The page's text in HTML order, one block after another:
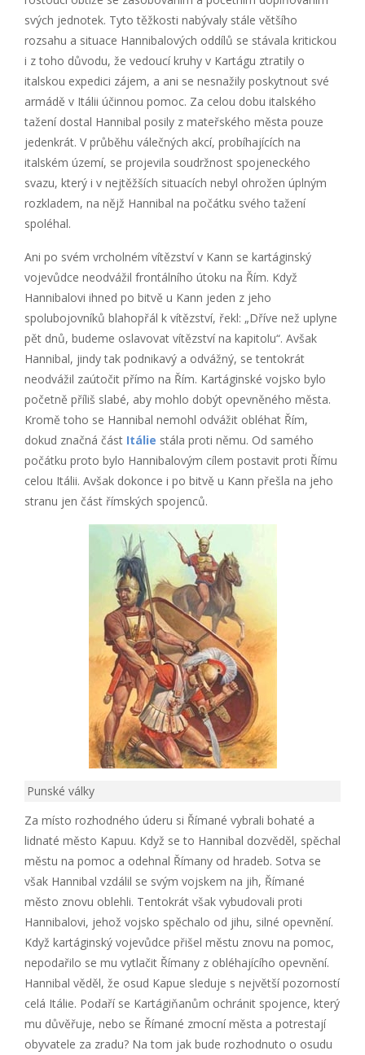
svých jednotek. Tyto těžkosti nabývaly stále většího
rozsahu a situace Hannibalových oddílů se stávala kritickou
i z toho důvodu, že vedoucí kruhy v Kartágu ztratily o
italskou expedici zájem, a ani se nesnažily poskytnout své
armádě v Itálii účinnou pomoc. Za celou dobu italského
tažení dostal Hannibal posily z mateřského města pouze
jedenkrát. V průběhu válečných akcí, probíhajících na
italském území, se projevila soudržnost spojeneckého
svazu, který i v nejtěžších situacích nebyl ohrožen úplným
rozkladem, na nějž Hannibal na počátku svého tažení
spoléhal.
Ani po svém vrcholném vítězství v Kann se kartáginský
vojevůdce neodvážil frontálního útoku na Řím. Když
Hannibalovi ihned po bitvě u Kann jeden z jeho
spolubojovníků blahopřál k vítězství, řekl: „Dříve než uplyne
pět dnů, budeme oslavovat vítězství na kapitolu“. Avšak
Hannibal, jindy tak podnikavý a odvážný, se tentokrát
neodvážil zaútočit přímo na Řím. Kartáginské vojsko bylo
početně příliš slabé, aby mohlo dobýt opevněného města.
Kromě toho se Hannibal nemohl odvážit obléhat Řím,
dokud značná část Itálie stála proti němu. Od samého
počátku proto bylo Hannibalovým cílem postavit proti Římu
celou Itálii. Avšak dokonce i po bitvě u Kann přešla na jeho
stranu jen část římských spojenců.
Punské války
Za místo rozhodného úderu si Římané vybrali bohaté a
lidnaté město Kapuu. Když se to Hannibal dozvěděl, spěchal
městu na pomoc a odehnal Římany od hradeb. Sotva se
však Hannibal vzdálil se svým vojskem na jih, Římané
město znovu oblehli. Tentokrát však vybudovali proti
Hannibalovi, jehož vojsko spěchalo od jihu, silné opevnění.
Když kartáginský vojevůdce přišel městu znovu na pomoc,
nepodařilo se mu vytlačit Římany z obléhajícího opevnění.
Hannibal věděl, že osud Kapue sleduje s největší pozorností
celá Itálie. Podaří se Kartágiňanům ochránit spojence, který
mu důvěřuje, nebo se Římané zmocní města a potrestají
obyvatele za zradu? Na tom jak bude rozhodnuto o osudu